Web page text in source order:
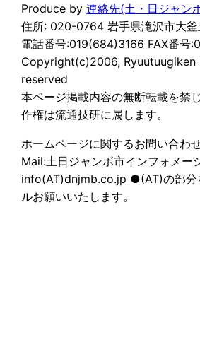
Produce by連絡先(土・日ジャン
住所: 020-0764 岩手県滝沢市大釜
電話番号:019(684)3166 FAX番号
Copyright(c)2006, Ryuutuugiken
reserved
本ページ掲載内容の無断転載を禁
作権は流通技研に属します。
ホームページに関するお問い合わ
Mail:土日ジャンボ市インフォメー
info(AT)dnjmb.co.jp ●(AT)の部分
ルお願いいたします。